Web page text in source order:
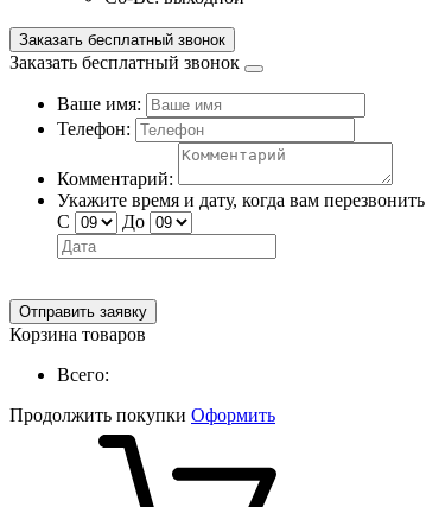
Заказать бесплатный звонок
Заказать бесплатный звонок
Ваше имя:
Телефон:
Комментарий:
Укажите время и дату, когда вам перезвонить
С
До
Отправить заявку
Корзина товаров
Всего:
Продолжить покупки Оформить